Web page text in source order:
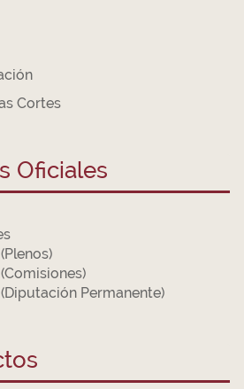
Cortes
Oficiales
Permanente)